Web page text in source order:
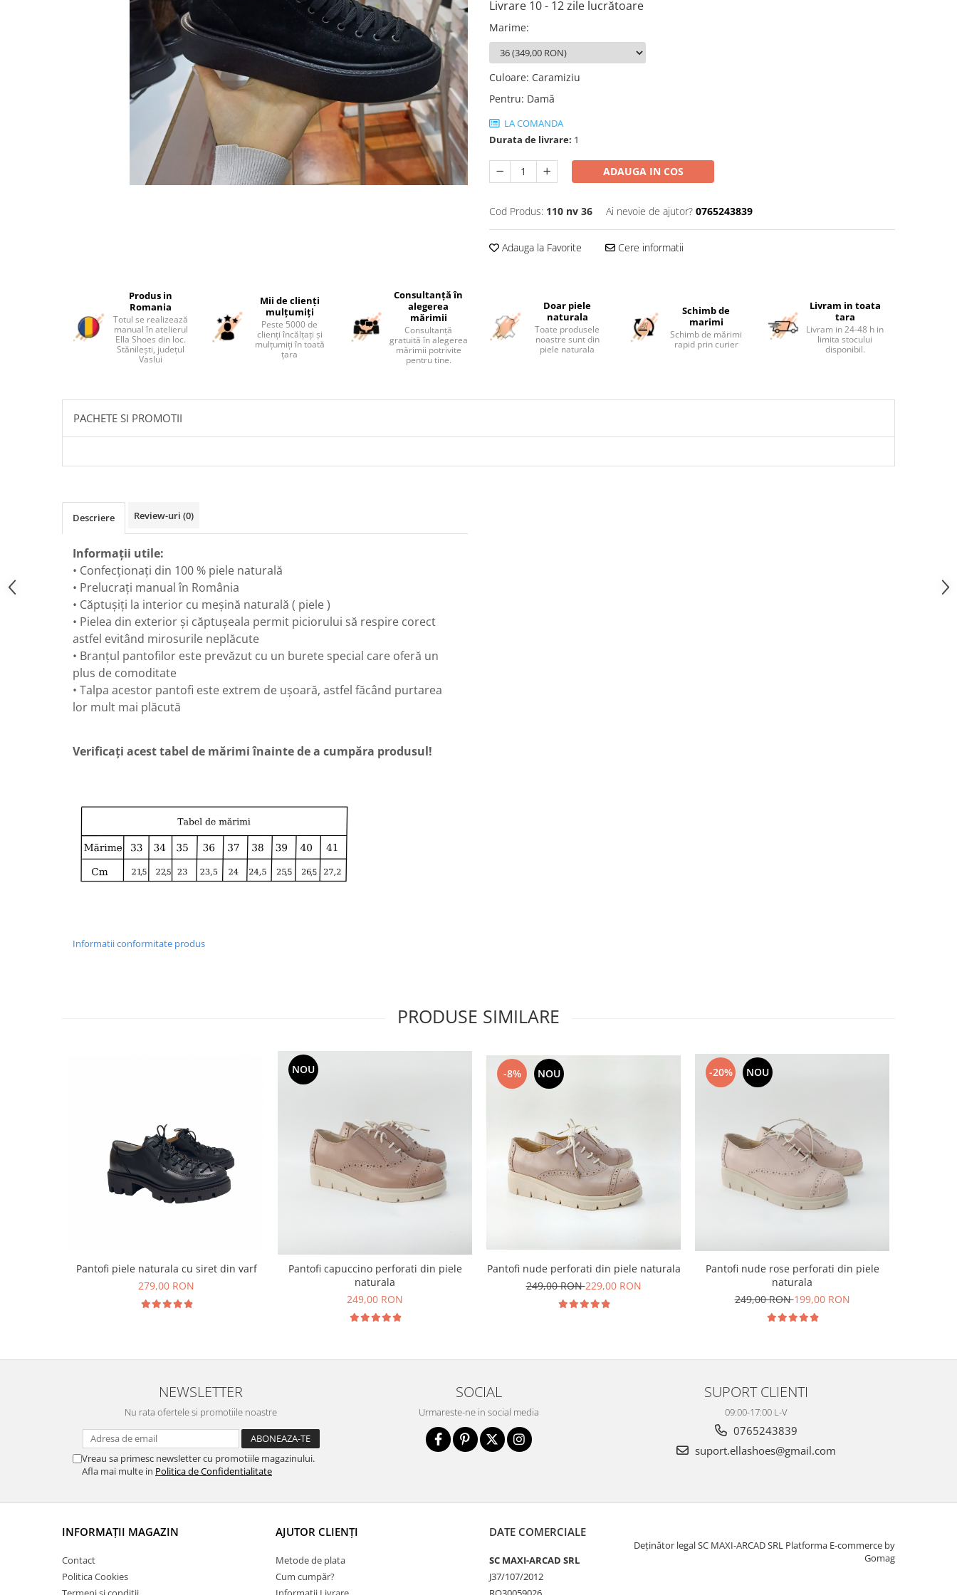
Livrare 10 - 12 zile lucrătoare
Marime:
Culoare: Caramiziu
Pentru: Damă
LA COMANDA
Durata de livrare: 1
ADAUGA IN COS
Cod Produs: 110 nv 36 Ai nevoie de ajutor? 0765243839
Adauga la Favorite Cere informatii
Produs in
Romania
Totul se realizează
manual în atelierul
Ella Shoes din loc.
Stănilești, județul
Vaslui
Mii de clienți
mulțumiți
Peste 5000 de
clienți încălțați și
mulțumiți în toată
țara
Consultanță în
alegerea
mărimii
Consultanță
gratuită în alegerea
mărimii potrivite
pentru tine.
Doar piele
naturala
Toate produsele
noastre sunt din
piele naturala
Schimb de
marimi
Schimb de mărimi
rapid prin curier
Livram in toata
tara
Livram in 24-48 h in
limita stocului
disponibil.
PACHETE SI PROMOTII
Descriere Review-uri (0)
Informații utile:
• Confecționați din 100 % piele naturală
• Prelucrați manual în România
• Căptușiți la interior cu meșină naturală ( piele )
• Pielea din exterior și căptușeala permit piciorului să respire corect
astfel evitând mirosurile neplăcute
• Branțul pantofilor este prevăzut cu un burete special care oferă un
plus de comoditate
• Talpa acestor pantofi este extrem de ușoară, astfel făcând purtarea
lor mult mai plăcută
Verificați acest tabel de mărimi înainte de a cumpăra produsul!
Informatii conformitate produs
PRODUSE SIMILARE
Pantofi piele naturala cu siret din varf
279,00 RON
NOU
Pantofi capuccino perforati din piele
naturala
249,00 RON
-8% NOU
Pantofi nude perforati din piele naturala
249,00 RON229,00 RON
-20% NOU
Pantofi nude rose perforati din piele
naturala
249,00 RON199,00 RON
NEWSLETTER
Nu rata ofertele si promotiile noastre
Vreau sa primesc newsletter cu promotiile magazinului.
Afla mai multe in Politica de Confidentialitate
SOCIAL
Urmareste-ne in social media
SUPORT CLIENTI
09:00-17:00 L-V
0765243839
suport.ellashoes@gmail.com
INFORMAȚII MAGAZIN
Contact
Politica Cookies
AJUTOR CLIENȚI
Metode de plata
Cum cumpăr?
DATE COMERCIALE
SC MAXI-ARCAD SRL
J37/107/2012
Deținător legal SC MAXI-ARCAD SRL Platforma E-commerce by
Gomag